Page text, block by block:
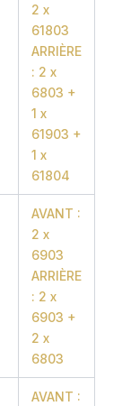
2 x
61803
ARRIÈRE
: 2 x
6803 +
1 x
61903 +
1 x
61804
AVANT :
2 x
6903
ARRIÈRE
: 2 x
6903 +
2 x
6803
AVANT :